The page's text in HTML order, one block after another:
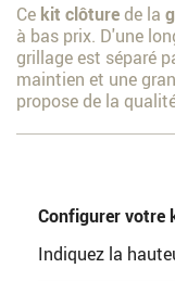
Ce kit clôturede la
à bas prix. D'une
grillage est séparé
maintien et une
propose de la
Configurer votre
Indiquez la